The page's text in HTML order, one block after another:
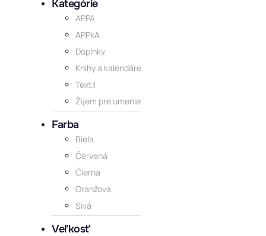
Kategórie
APPA
APPkA
Doplnky
Knihy a kalendáre
Textil
Žijem pre umenie
Farba
Biela
Červená
Čierna
Oranžová
Sivá
Veľkosť